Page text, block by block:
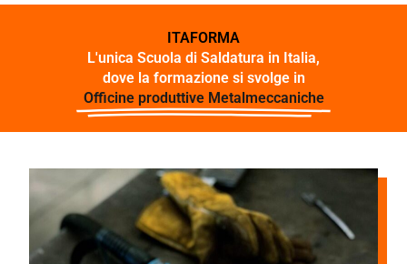
ITAFORMA
L'unica Scuola di Saldatura in Italia,
dove la formazione si svolge in
Officine produttive Metalmeccaniche